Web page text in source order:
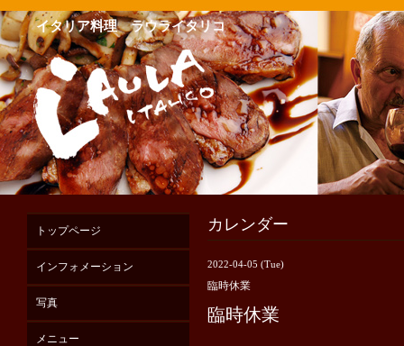
イタリア料理 ラウライタリコ
カレンダー
2022-04-05 (Tue)
臨時休業
臨時休業
トップページ
インフォメーション
写真
メニュー